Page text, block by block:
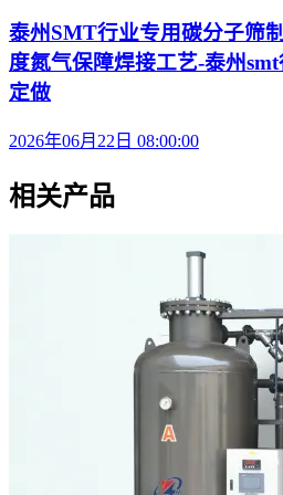
泰州SMT行业专用碳分子筛
度氮气保障焊接工艺-泰州
定做
2026年06月22日 08:00:00
相关产品